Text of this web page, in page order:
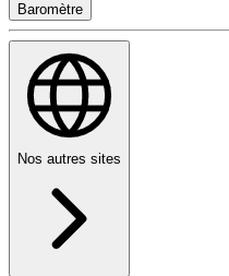
Baromètre
Nos autres sites